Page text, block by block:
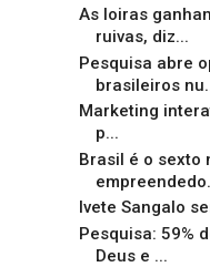
As loiras
ruivas, diz...
Pesquisa abre
brasileiros
Marketing
p...
Brasil é o sexto
Ivete Sangalo
Pesquisa: 59%
Deus e ...